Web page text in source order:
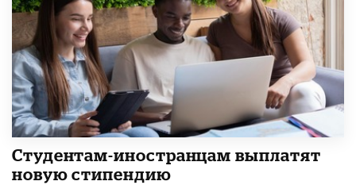
Студентам-иностранцам выплатят
новую стипендию